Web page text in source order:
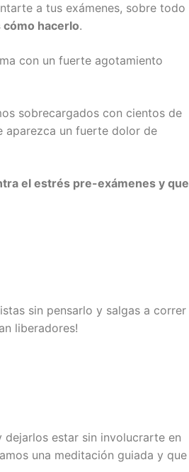
a tus exámenes, sobre todo
hacerlo.
con un fuerte agotamiento
sobrecargados con cientos de
aparezca un fuerte dolor de
el estrés pre-exámenes y que
sin pensarlo y salgas a correr
liberadores!
estar sin involucrarte en
una meditación guiada y que